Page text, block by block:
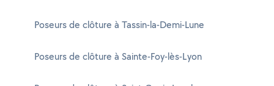
Poseurs de clôture à Tassin-la-Demi-Lune
Poseurs de clôture à Sainte-Foy-lès-Lyon